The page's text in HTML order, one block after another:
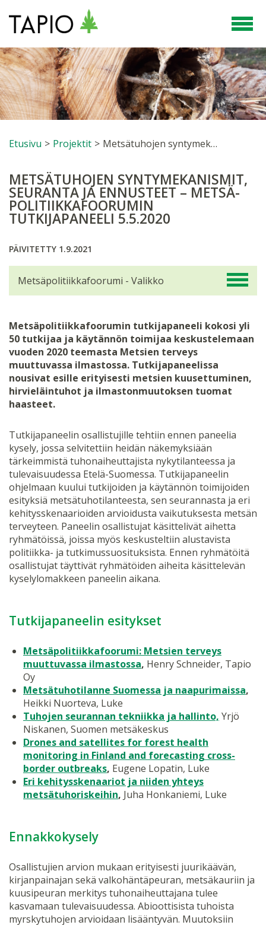
Etusivu > Projektit > Metsätuhojen syntymekanismit, seuranta ja ennusteet – Metsä­politiikka­foorumin tutkijapaneeli 5.5.2020
METSÄTUHOJEN SYNTYMEKANISMIT,
SEURANTA JA ENNUSTEET – METSÄ­
POLITIIKKA­FOORUMIN
TUTKIJAPANEELI 5.5.2020
PÄIVITETTY 1.9.2021
Metsäpolitiikkafoorumin tutkijapaneeli kokosi yli
50 tutkijaa ja käytännön toimijaa keskustelemaan
vuoden 2020 teemasta Metsien terveys
muuttuvassa ilmastossa. Tutkijapaneelissa
nousivat esille erityisesti metsien kuusettuminen,
hirvieläintuhot ja ilmastonmuutoksen tuomat
haasteet.
Tutkijapaneelin osallistujille tehtiin ennen paneelia
kysely, jossa selvitettiin heidän näkemyksiään
tärkeimmistä tuhonaiheuttajista nykytilanteessa ja
tulevaisuudessa Etelä-Suomessa. Tutkijapaneelin
ohjelmaan kuului tutkijoiden ja käytännön toimijoiden
esityksiä metsätuhotilanteesta, sen seurannasta ja eri
kehitysskenaarioiden arvioidusta vaikutuksesta metsän
terveyteen. Paneelin osallistujat käsittelivät aihetta
ryhmätöissä, joissa myös keskusteltiin alustavista
politiikka- ja tutkimussuosituksista. Ennen ryhmätöitä
osallistujat täyttivät ryhmätöiden aiheita käsittelevän
kyselylomakkeen paneelin aikana.
Tutkijapaneelin esitykset
Metsäpolitiikkafoorumi: Metsien terveys
muuttuvassa ilmastossa, Henry Schneider, Tapio
Oy
Metsätuhotilanne Suomessa ja naapurimaissa,
Heikki Nuorteva, Luke
Tuhojen seurannan tekniikka ja hallinto, Yrjö
Niskanen, Suomen metsäkeskus
Drones and satellites for forest health
monitoring in Finland and forecasting cross-
border outbreaks, Eugene Lopatin, Luke
Eri kehitysskenaariot ja niiden yhteys
metsätuhoriskeihin, Juha Honkaniemi, Luke
Ennakkokysely
Osallistujien arvion mukaan erityisesti juurikäävän,
kirjanpainajan sekä valkohäntäpeuran, metsäkauriin ja
kuusipeuran merkitys tuhonaiheuttajana tulee
kasvamaan tulevaisuudessa. Abioottisista tuhoista
myrskytuhojen arvioidaan lisääntyvän. Muutoksiin
Metsäpolitiikkafoorumi - Valikko